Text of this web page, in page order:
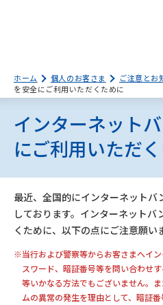
ホーム 個人のお客さま ご注意とお
を安全にご利用いただくために
インターネット
にご利用いただ
最近、全国的にインターネット
しております。インターネット
くために、以下の点にご注意願い
※当行および警察等からお客さまへイ
スワード、暗証番号等を問い合わせ
等いかなる方法でもございません。
ムの異常の発生を理由として、暗証